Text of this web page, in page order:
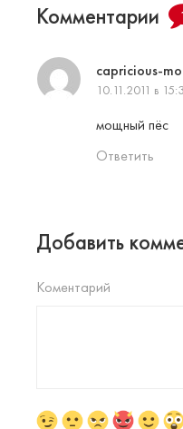
Комментарии
capricious-
10.11.2011 в
мощный пёс
Ответить
Добавить
Коментарий